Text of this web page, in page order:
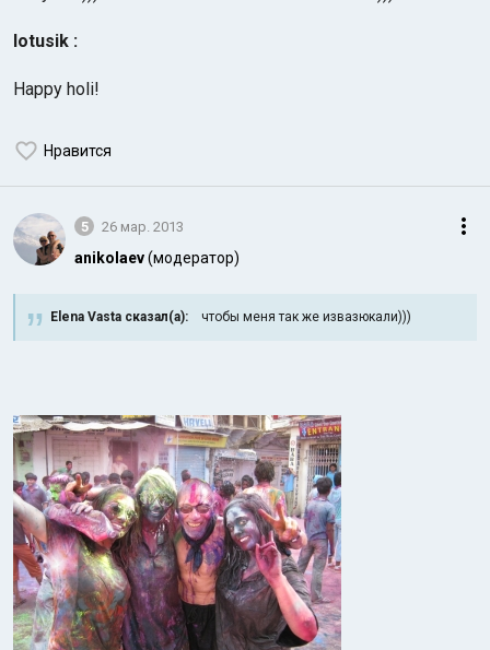
lotusik :
Happy holi!
Нравится
5 26 мар. 2013
anikolaev(модератор)
Elena Vasta сказал(а): чтобы меня так же извазюкали)))